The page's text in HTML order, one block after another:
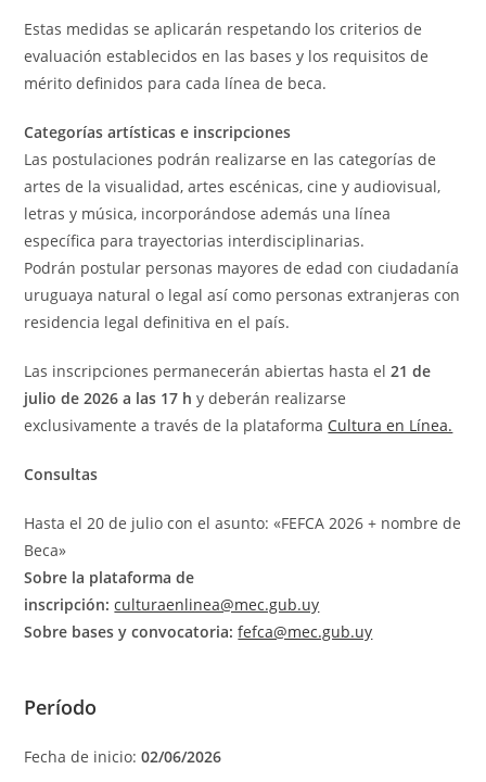
Estas medidas se aplicarán respetando los criterios de
evaluación establecidos en las bases y los requisitos de
mérito definidos para cada línea de beca.
Categorías artísticas e inscripciones
Las postulaciones podrán realizarse en las categorías de
artes de la visualidad, artes escénicas, cine y audiovisual,
letras y música, incorporándose además una línea
específica para trayectorias interdisciplinarias.
Podrán postular personas mayores de edad con ciudadanía
uruguaya natural o legal así como personas extranjeras con
residencia legal definitiva en el país.
Las inscripciones permanecerán abiertas hasta el 21 de
julio de 2026 a las 17 h y deberán realizarse
exclusivamente a través de la plataforma Cultura en Línea.
Consultas
Hasta el 20 de julio con el asunto: «FEFCA 2026 + nombre de
Beca»
Sobre la plataforma de
inscripción:culturaenlinea@mec.gub.uy
Sobre bases y convocatoria:fefca@mec.gub.uy
Período
Fecha de inicio:02/06/2026